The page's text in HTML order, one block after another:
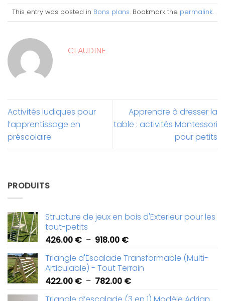
This entry was posted in Bons plans. Bookmark the permalink.
CLAUDINE
Activités ludiques pour
l’apprentissage en
préscolaire
Apprendre à dresser la
table : activités Montessori
pour petits
PRODUITS
Structure de jeux en bois d'Exterieur pour les
tout-petits
426.00 € – 918.00 €Plage
prix :
426.00 €
à
918.00 €
Triangle d'Escalade Transformable (Multi-
Articulable) - Tout Terrain
422.00 € – 782.00 €Plage